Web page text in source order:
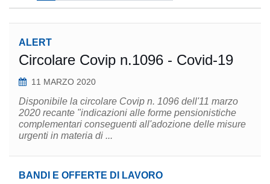
ALERT
Circolare Covip n.1096 - Covid-19
11 MARZO 2020
Disponibile la circolare Covip n. 1096 dell'11 marzo
2020 recante "indicazioni alle forme pensionistiche
complementari conseguenti all'adozione delle misure
urgenti in materia di ...
BANDI E OFFERTE DI LAVORO